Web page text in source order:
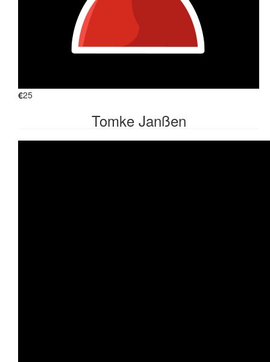
€25
Tomke Janßen